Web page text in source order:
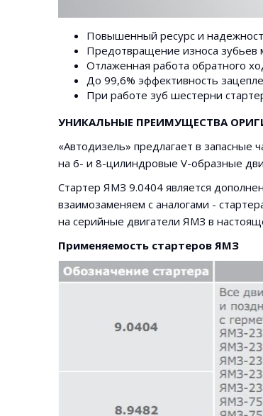
Повышенный ресурс и
Предотвращение износа зубьев
Отлаженная работа обратного
До 99,6% эффективность
При работе зуб шестерни
УНИКАЛЬНЫЕ ПРЕИМУЩЕСТВА
«Автодизель» предлагает в запасные
на 6- и 8-цилиндровые V-образные
Стартер ЯМЗ 9.0404 является
взаимозаменяем с аналогами -
на серийные двигатели ЯМЗ в
Применяемость стартеров ЯМЗ